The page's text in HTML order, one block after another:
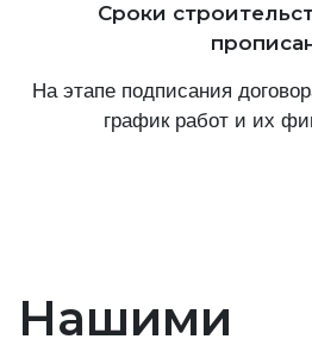
Сроки
На этапе подписания
график работ и их
Нашими